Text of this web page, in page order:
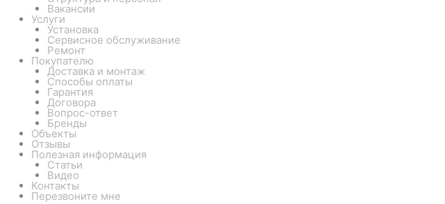
Вакансии
Услуги
Установка
Сервисное обслуживание
Ремонт
Покупателю
Доставка и монтаж
Способы оплаты
Гарантия
Договора
Вопрос-ответ
Бренды
Объекты
Отзывы
Полезная информация
Статьи
Видео
Контакты
Перезвоните мне